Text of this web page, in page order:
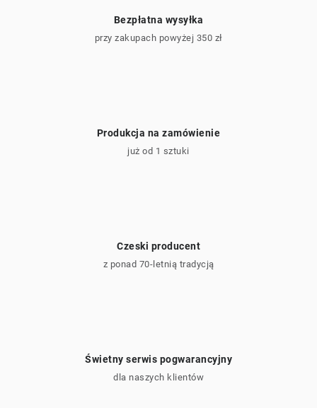
Bezpłatna wysyłka
przy zakupach powyżej 350 zł
Produkcja na zamówienie
już od 1 sztuki
Czeski producent
z ponad 70-letnią tradycją
Świetny serwis pogwarancyjny
dla naszych klientów